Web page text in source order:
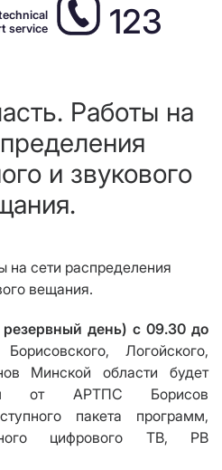
service
123
Работы на
и звукового
на сети распределения
вещания.
день) с 09.30 до
Логойского,
Минской областибудет
от АРТПС Борисов
пакета программ,
цифрового ТВ, РВ